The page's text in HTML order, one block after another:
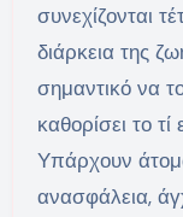
συνεχίζονται
διάρκεια της
σημαντικό να
καθορίσει το τί
Υπάρχουν
ανασφάλεια,